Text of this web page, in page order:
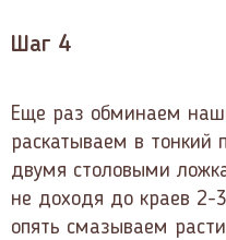
Шаг 4
Еще раз обминаем
раскатываем в тонкий
двумя столовыми
не доходя до краев 2-
опять смазываем